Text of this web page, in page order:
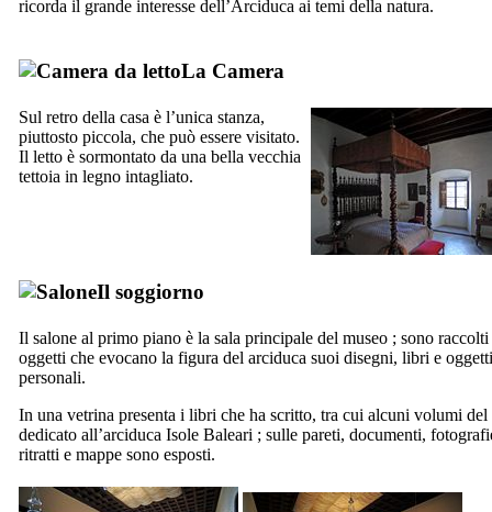
ricorda il grande interesse dell’Arciduca ai temi della natura.
La Camera
Sul retro della casa è l’unica stanza,
piuttosto piccola, che può essere visitato.
Il letto è sormontato da una bella vecchia
tettoia in legno intagliato.
Il soggiorno
Il salone al primo piano è la sala principale del museo ; sono
oggetti che evocano la figura del arciduca suoi disegni, libri e oggetti
personali.
In una vetrina presenta i libri che ha scritto, tra cui alcuni volumi
dedicato all’arciduca Isole Baleari ; sulle pareti, documenti,
ritratti e mappe sono esposti.